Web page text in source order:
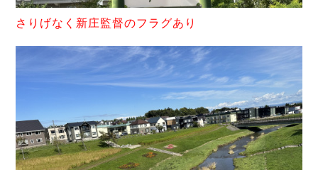
さ りげなく新庄監督のフラグあり